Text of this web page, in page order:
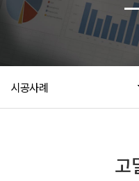
시공사례
고